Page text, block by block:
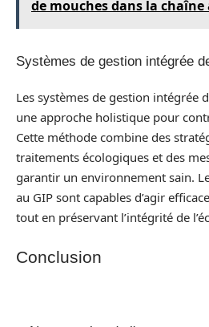
de mouches dans la
Systèmes de gestion intégrée
Les systèmes de gestion intégrée
une approche holistique pour
Cette méthode combine des
traitements écologiques et des
garantir un environnement sain.
au GIP sont capables d’agir
tout en préservant l’intégrité de
Conclusion